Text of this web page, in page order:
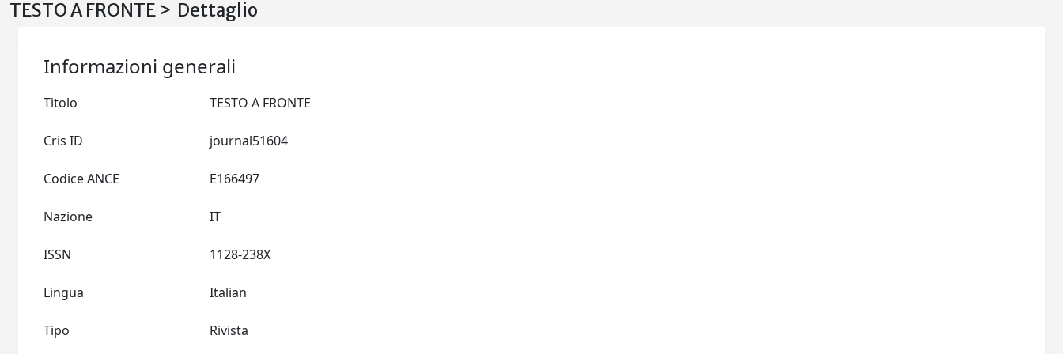
TESTO A FRONTE > Dettaglio
Informazioni generali
Titolo
Cris ID
Codice ANCE
Nazione
ISSN
Lingua
Tipo Rivista